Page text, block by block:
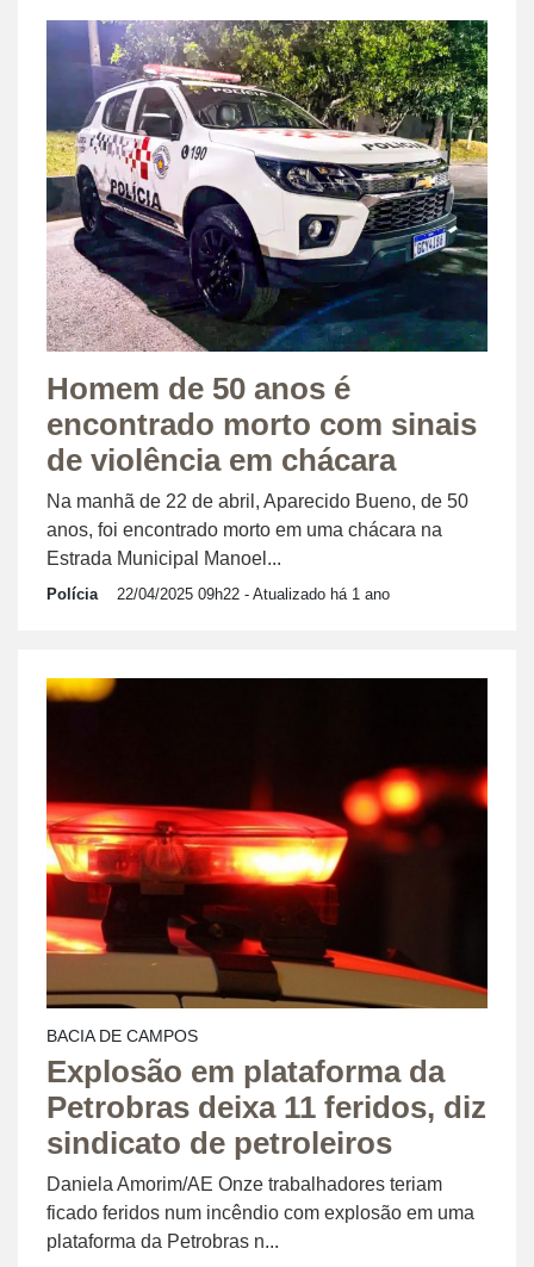
Homem de 50 anos é
encontrado morto com sinais
de violência em chácara
Na manhã de 22 de abril, Aparecido Bueno, de 50
anos, foi encontrado morto em uma chácara na
Estrada Municipal Manoel...
Polícia 22/04/2025 09h22 - Atualizado há 1 ano
BACIA DE CAMPOS
Explosão em plataforma da
Petrobras deixa 11 feridos, diz
sindicato de petroleiros
Daniela Amorim/AE Onze trabalhadores teriam
ficado feridos num incêndio com explosão em uma
plataforma da Petrobras n...